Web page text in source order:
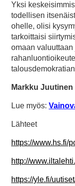
Yksi
todellisen
ohelle, olisi
tarkoittaisi
omaan
Markku Juutinen
Lue myös:
Lähteet
https://www.hs.fi/
http://
https://yle.fi/